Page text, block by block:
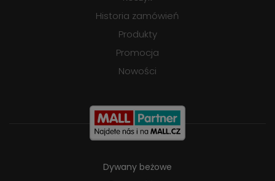
Historia zamówień
Produkty
Promocja
Nowości
Dywany beżowe